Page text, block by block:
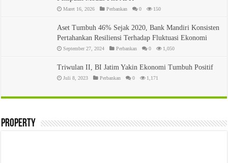
Maret 16, 2026 Perbankan 0 150
Aset Tumbuh 46% Sejak 2020, Bank Mandiri Konsisten
Pertahankan Resiliensi Terhadap Fluktuasi Ekonomi
September 27, 2024 Perbankan 0 1,050
Triwulan II, BI Jatim Yakin Ekonomi Tumbuh Positif
Juli 8, 2023 Perbankan 0 1,171
Property